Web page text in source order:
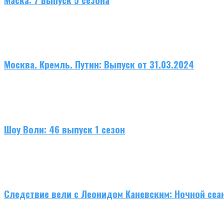
Москва. Кремль. Путин: Выпуск от 31.03.2024
Шоу Воли: 46 выпуск 1 сезон
Следствие вели с Леонидом Каневским: Ночной